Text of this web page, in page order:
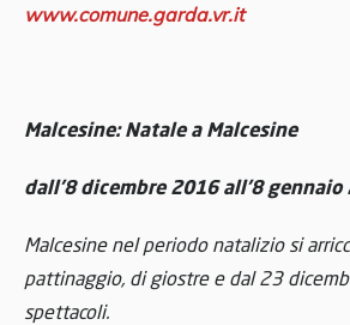
www.comune.garda.vr.it
Malcesine:Natale a Malcesine
dall’8 dicembre 2016 all’8 gennaio
Malcesine nel periodo natalizio si
pattinaggio, di giostre e dal 23
spettacoli.